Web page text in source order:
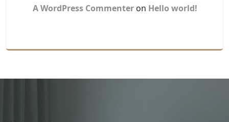
A WordPress Commenter on Hello world!